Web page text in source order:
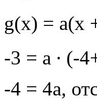
g(x) = а(х
-3 = a ∙ (-
-4 = 4а,